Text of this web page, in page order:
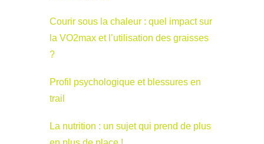
Courir sous la chaleur : quel impact sur
la VO2max et l’utilisation des graisses
?
Profil psychologique et blessures en
trail
La nutrition : un sujet qui prend de plus